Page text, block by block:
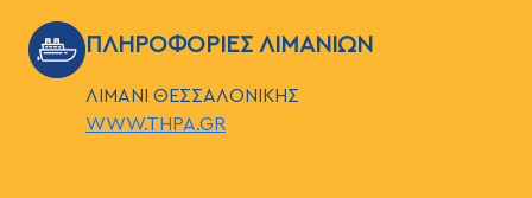
ΕΙΚΟΝΑΠΛΗΡΟΦΟΡΙΕΣ ΛΙΜΑΝΙΩΝ
ΛΙΜΑΝΙ ΘΕΣΣΑΛΟΝΙΚΗΣ
WWW.THPA.GR